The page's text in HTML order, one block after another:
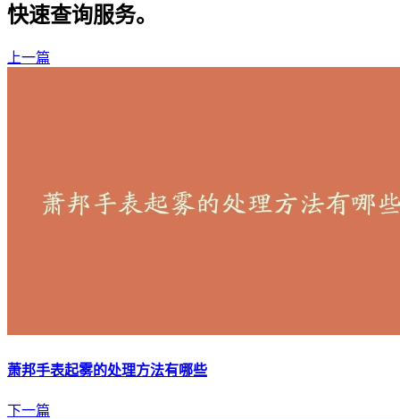
快速查询服务。
上一篇
萧邦手表起雾的处理方法有哪些
下一篇